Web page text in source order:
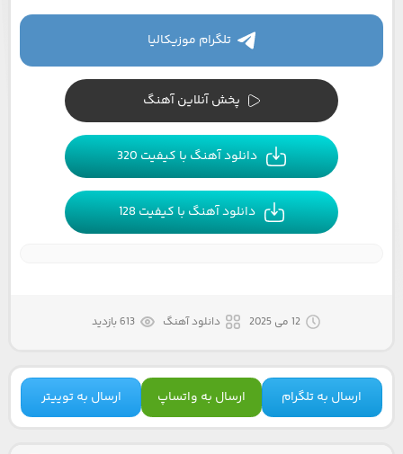
تلگرام موزیکالیا
پخش آنلاین آهنگ
دانلود آهنگ با کیفیت 320
دانلود آهنگ با کیفیت 128
12 می 2025 دانلود آهنگ 613 بازدید
ارسال به تلگرام ارسال به واتساپ ارسال به توییتر